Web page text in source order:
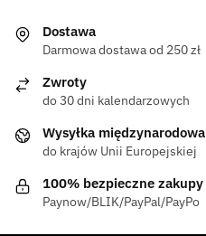
Dostawa
Darmowa dostawa od 250 zł
Zwroty
do 30 dni kalendarzowych
Wysyłka międzynarodowa
do krajów Unii Europejskiej
100% bezpieczne zakupy
Paynow/BLIK/PayPal/PayPo